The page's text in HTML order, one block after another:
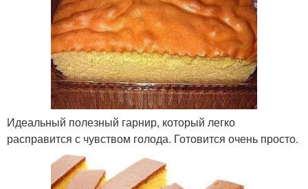
Идеальный полезный гарнир, который легко
расправится с чувством голода. Готовится очень просто.